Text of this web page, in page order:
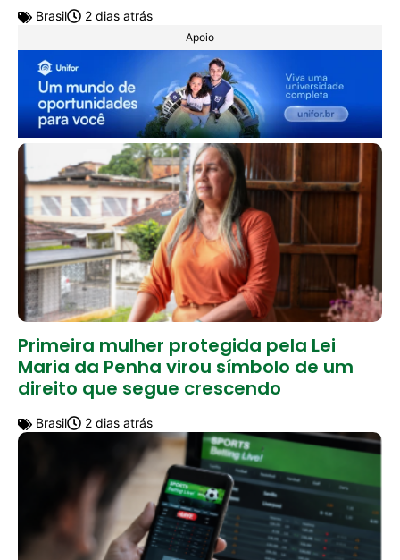
Brasil 2 dias atrás
Apoio
Primeira mulher protegida pela Lei
Maria da Penha virou símbolo de um
direito que segue crescendo
Brasil 2 dias atrás